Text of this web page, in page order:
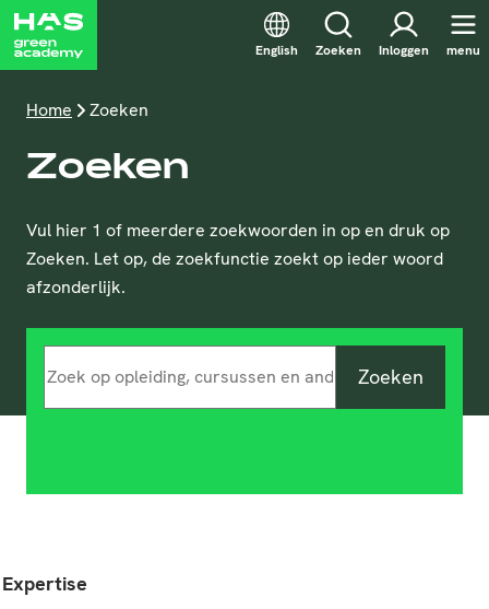
English Zoeken Inloggen menu
Home Zoeken
Zoeken
Vul hier 1 of meerdere zoekwoorden in op en druk op
Zoeken. Let op, de zoekfunctie zoekt op ieder woord
afzonderlijk.
Zoeken
Expertise